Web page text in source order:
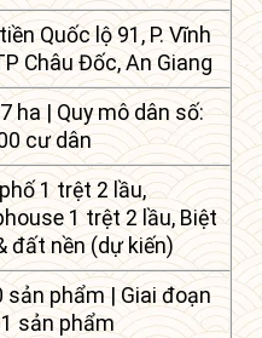
Quốc lộ 91, P. Vĩnh
Châu Đốc, An Giang
ha | Quy mô dân số:
cư dân
1 trệt 2 lầu,
1 trệt 2 lầu, Biệt
đất nền (dự kiến)
sản phẩm | Giai đoạn
sản phẩm